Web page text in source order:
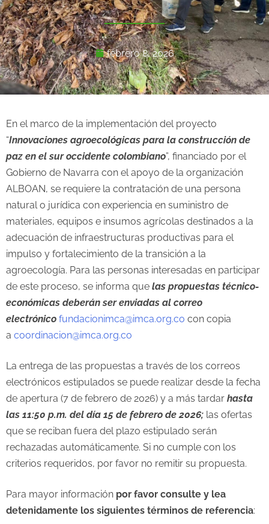
febrero 8, 2026
En el marco de la implementación del proyecto
“Innovaciones agroecológicas para la construcción de
paz en el sur occidente colombiano”, financiado por el
Gobierno de Navarra con el apoyo de la organización
ALBOAN, se requiere la contratación de una persona
natural o jurídica con experiencia en suministro de
materiales, equipos e insumos agrícolas destinados a la
adecuación de infraestructuras productivas para el
impulso y fortalecimiento de la transición a la
agroecología. Para las personas interesadas en participar
de este proceso, se informa que las propuestas técnico-
económicas deberán ser enviadas al correo
electrónico fundacionimca@imca.org.co con copia
a coordinacion@imca.org.co
La entrega de las propuestas a través de los correos
electrónicos estipulados se puede realizar desde la fecha
de apertura (7 de febrero de 2026) y a más tardar hasta
las 11:50 p.m. del día 15 de febrero de 2026; las ofertas
que se reciban fuera del plazo estipulado serán
rechazadas automáticamente. Si no cumple con los
criterios requeridos, por favor no remitir su propuesta.
Para mayor información por favor consulte y lea
detenidamente los siguientes términos de referencia: